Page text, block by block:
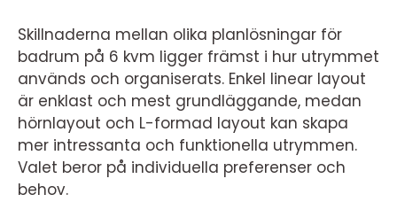
Skillnaderna mellan olika planlösningar för
badrum på 6 kvm ligger främst i hur utrymmet
används och organiserats. Enkel linear layout
är enklast och mest grundläggande, medan
hörnlayout och L-formad layout kan skapa
mer intressanta och funktionella utrymmen.
Valet beror på individuella preferenser och
behov.